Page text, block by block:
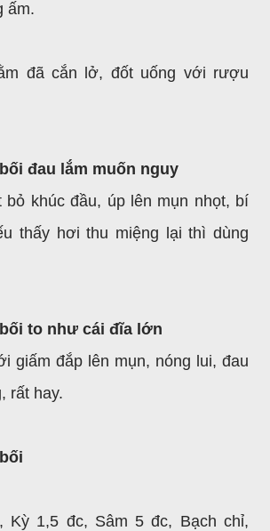
ấm.
đã cắn lở, đốt uống với rượu
đau lắm muốn nguy
bỏ khúc đầu, úp lên mụn nhọt, bí
thấy hơi thu miệng lại thì dùng
to như cái đĩa lớn
giấm đắp lên mụn, nóng lui, đau
rất hay.
Kỳ 1,5 đc, Sâm 5 đc, Bạch chỉ,